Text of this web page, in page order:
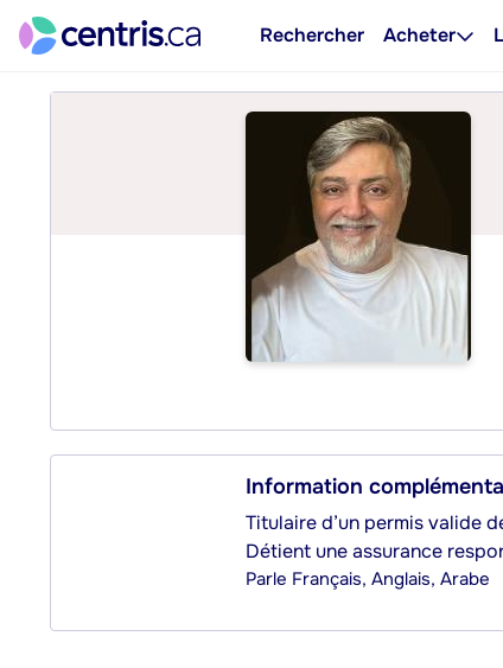
Rechercher Acheter
Information
Titulaire d’un permis valide
Détient une assurance
Parle Français, Anglais, Arabe